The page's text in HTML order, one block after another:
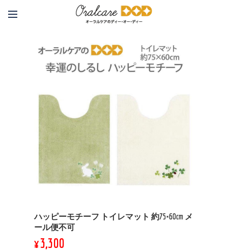
ハッピーモチーフ トイレマット 約75×60cm メ
ール便不可
¥3,300